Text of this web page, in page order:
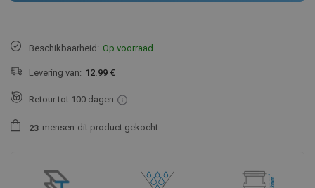
Beschikbaarheid: Op voorraad
Levering van: 12.99 €
Retour tot 100 dagen
23 mensen dit product gekocht.